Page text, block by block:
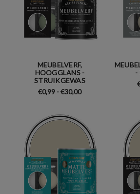
MEUBELVERF,
HOOGGLANS -
STRUIKGEWAS
€0,99 - €30,00
-